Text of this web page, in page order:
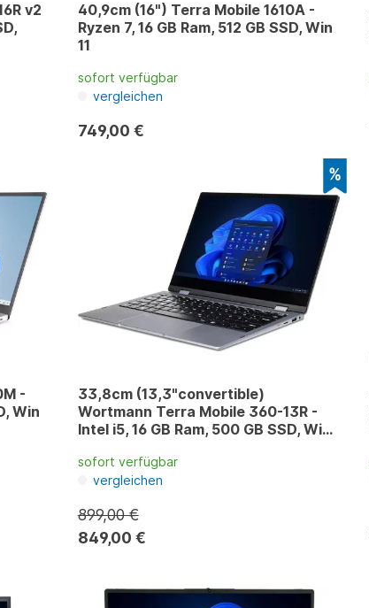
v2
40,9cm (16") Terra Mobile 1610A -
Ryzen 7, 16 GB Ram, 512 GB SSD, Win
11
sofort verfügbar
vergleichen
749,00 €
-
Win
33,8cm (13,3"convertible)
Wortmann Terra Mobile 360-13R -
Intel i5, 16 GB Ram, 500 GB SSD, Win
sofort verfügbar
vergleichen
899,00 €
849,00 €